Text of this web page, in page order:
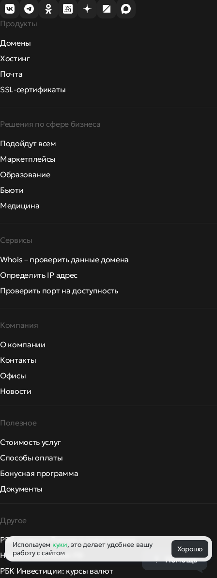
Продукты
Домены
Хостинг
Почта
SSL-сертификаты
Решения по сфере бизнеса
Подойдут всем
Маркетплейсы
Образование
Бьюти
Медицина
Сервисы
Whois – проверить данные домена
Определить IP адрес
Проверить порт на доступность
Компания
О компании
Контакты
Офисы
Новости
Полезное
Стоимость услуг
Способы оплаты
Бонусная программа
Документы
Другое
РБК: новости России и мира сегодня
Новости компаний РФ
РБК Инвестиции: курсы валют
Используем куки, это делает удобнее вашу
работу с сайтом
Хорошо
Помощь